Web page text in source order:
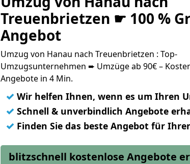
Treuenbrietzen ☛ 100 %
Angebot
Umzug von Hanau nach Treuenbrietzen : Top-
Umzugsunternehmen ➨ Umzüge ab 90€ –
Angebote in 4 Min.
✓ Wir helfen Ihnen, wenn es um Ihren
✓ Schnell & unverbindlich Angebote
✓ Finden Sie das beste Angebot für
blitzschnell kostenlose Angebote